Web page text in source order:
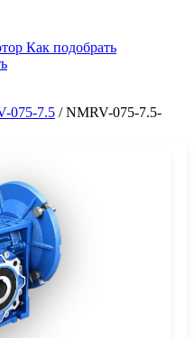
Как подобрать
075-7.5 / NMRV-075-7.5-